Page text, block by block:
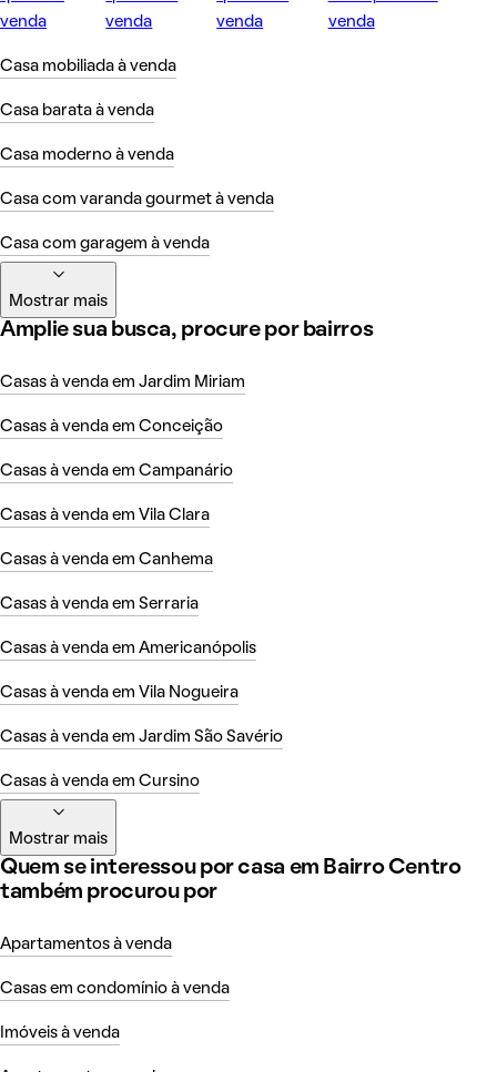
venda
venda
venda
venda
Casa mobiliada à venda
Casa barata à venda
Casa moderno à venda
Casa com varanda gourmet à venda
Casa com garagem à venda
Mostrar mais
Amplie sua busca, procure por bairros
Casas à venda em Jardim Miriam
Casas à venda em Conceição
Casas à venda em Campanário
Casas à venda em Vila Clara
Casas à venda em Canhema
Casas à venda em Serraria
Casas à venda em Americanópolis
Casas à venda em Vila Nogueira
Casas à venda em Jardim São Savério
Casas à venda em Cursino
Mostrar mais
Quem se interessou por casa em Bairro Centro
também procurou por
Apartamentos à venda
Casas em condomínio à venda
Imóveis à venda